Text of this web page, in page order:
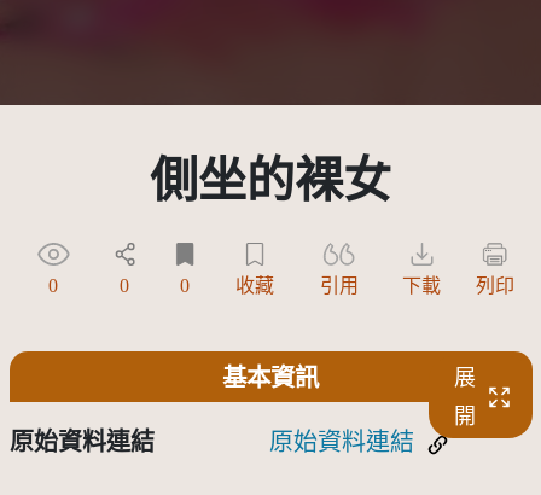
側坐的裸女
0 0 0 收藏 引用 下載 列印
基本資訊
展
開
原始資料連結 原始資料連結